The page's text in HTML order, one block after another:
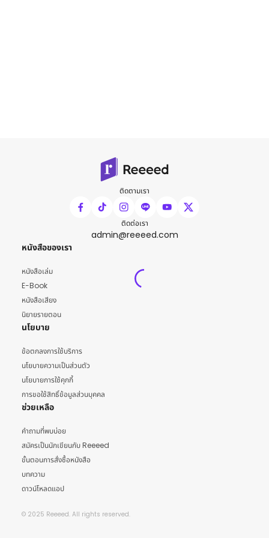
ติดตามเรา
ติดต่อเรา
admin@reeeed.com
หนังสือของเรา
หนังสือเล่ม
E-Book
หนังสือเสียง
นิยายรายตอน
นโยบาย
ข้อตกลงการใช้บริการ
นโยบายความเป็นส่วนตัว
นโยบายการใช้คุกกี้
การขอใช้สิทธิ์ข้อมูลส่วนบุคคล
ช่วยเหลือ
คำถามที่พบบ่อย
สมัครเป็นนักเขียนกับ Reeeed
ขั้นตอนการสั่งซื้อหนังสือ
บทความ
ดาวน์โหลดแอป
© 2025 Reeeed. All rights reserved.